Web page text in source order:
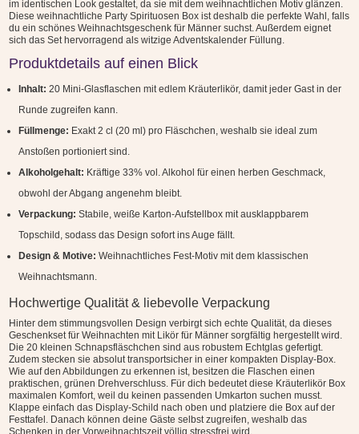
Menge
im identischen Look gestaltet, da sie mit dem weihnachtlichen Motiv glänzen.
Diese weihnachtliche Party Spirituosen Box ist deshalb die perfekte Wahl, falls
du ein schönes Weihnachtsgeschenk für Männer suchst. Außerdem eignet
sich das Set hervorragend als witzige Adventskalender Füllung.
Produktdetails auf einen Blick
Inhalt: 20 Mini-Glasflaschen mit edlem Kräuterlikör, damit jeder Gast in der
Runde zugreifen kann.
Füllmenge: Exakt 2 cl (20 ml) pro Fläschchen, weshalb sie ideal zum
Anstoßen portioniert sind.
Alkoholgehalt: Kräftige 33% vol. Alkohol für einen herben Geschmack,
obwohl der Abgang angenehm bleibt.
Verpackung: Stabile, weiße Karton-Aufstellbox mit ausklappbarem
Topschild, sodass das Design sofort ins Auge fällt.
Design & Motive: Weihnachtliches Fest-Motiv mit dem klassischen
Weihnachtsmann.
Hochwertige Qualität & liebevolle Verpackung
Hinter dem stimmungsvollen Design verbirgt sich echte Qualität, da dieses
Geschenkset für Weihnachten mit Likör für Männer sorgfältig hergestellt wird.
Die 20 kleinen Schnapsfläschchen sind aus robustem Echtglas gefertigt.
Zudem stecken sie absolut transportsicher in einer kompakten Display-Box.
Wie auf den Abbildungen zu erkennen ist, besitzen die Flaschen einen
praktischen, grünen Drehverschluss. Für dich bedeutet diese Kräuterlikör Box
maximalen Komfort, weil du keinen passenden Umkarton suchen musst.
Klappe einfach das Display-Schild nach oben und platziere die Box auf der
Festtafel. Danach können deine Gäste selbst zugreifen, weshalb das